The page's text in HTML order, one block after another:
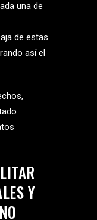
una de
de estas
así el
Y